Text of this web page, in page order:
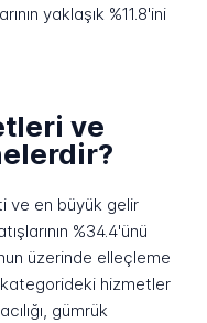
yaklaşık %11.8'ini
ve
ve en büyük gelir
%34.4'ünü
üzerinde elleçleme
kategorideki hizmetler
gümrük